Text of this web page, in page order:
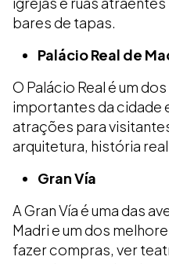
bares de tapas.
Palácio Real de
O Palácio Real é um
importantes da cidade
atrações para
arquitetura, história
Gran Vía
A Gran Vía é uma das
Madri e um dos
fazer compras, ver